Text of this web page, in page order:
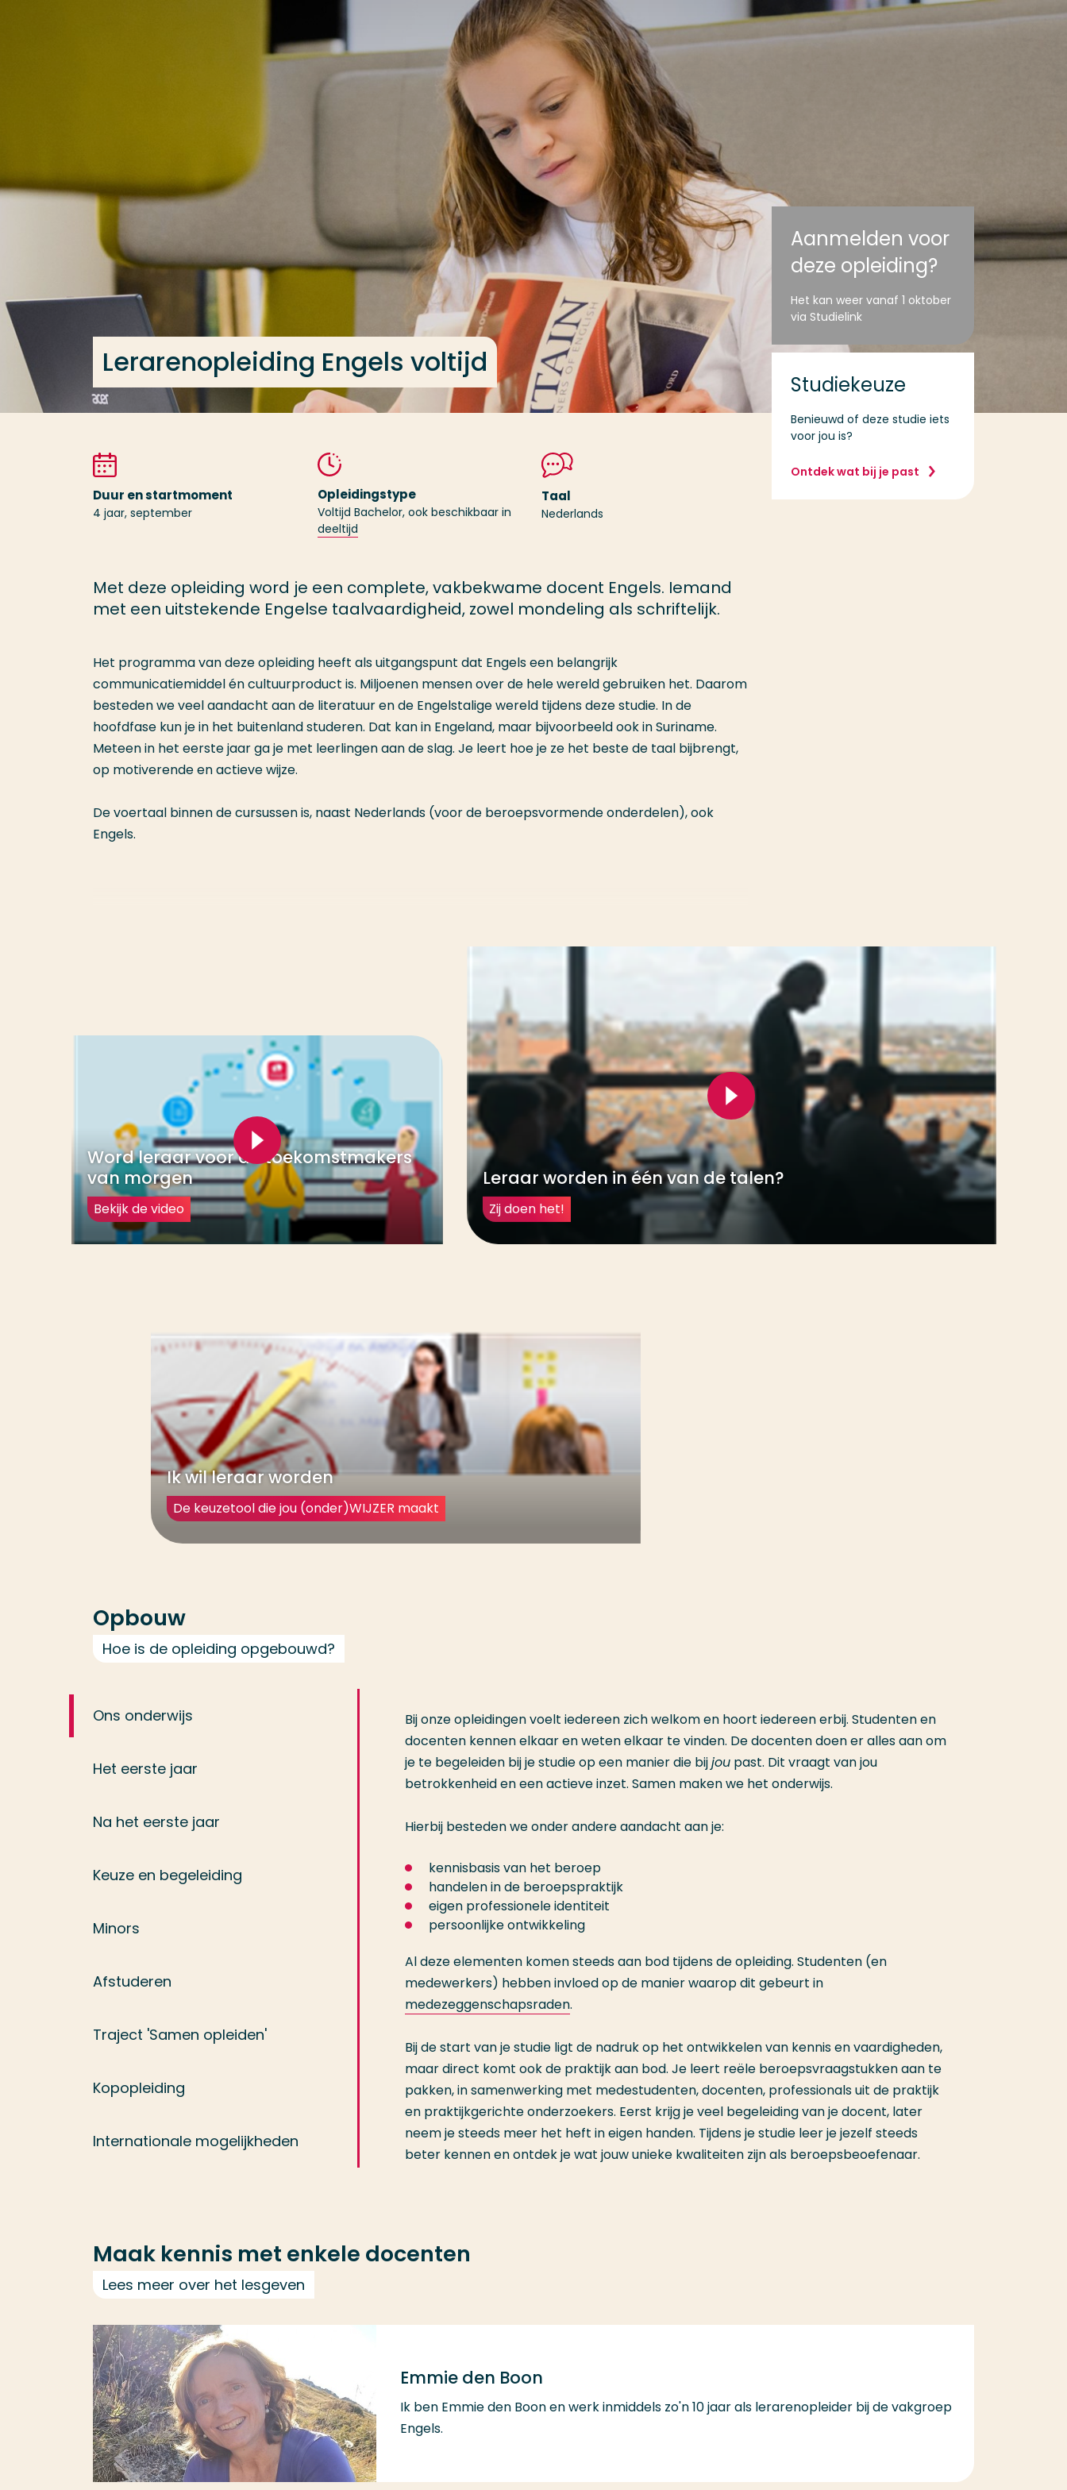
Lerarenopleiding Engels voltijd
Duur en startmoment
4 jaar, september
Opleidingstype
Voltijd Bachelor, ook beschikbaar in
deeltijd
Taal
Nederlands
Met deze opleiding word je een complete, vakbekwame docent Engels. Iemand
met een uitstekende Engelse taalvaardigheid, zowel mondeling als schriftelijk.
Het programma van deze opleiding heeft als uitgangspunt dat Engels een belangrijk
communicatiemiddel én cultuurproduct is. Miljoenen mensen over de hele wereld gebruiken het. Daarom
besteden we veel aandacht aan de literatuur en de Engelstalige wereld tijdens deze studie. In de
hoofdfase kun je in het buitenland studeren. Dat kan in Engeland, maar bijvoorbeeld ook in Suriname.
Meteen in het eerste jaar ga je met leerlingen aan de slag. Je leert hoe je ze het beste de taal bijbrengt,
op motiverende en actieve wijze.
De voertaal binnen de cursussen is, naast Nederlands (voor de beroepsvormende onderdelen), ook
Engels.
Aanmelden voor
deze opleiding?
Het kan weer vanaf 1 oktober
via Studielink
Studiekeuze
Benieuwd of deze studie iets
voor jou is?
Ontdek wat bij je past
Word leraar voor de toekomstmakers
van morgen
Bekijk de video
Leraar worden in één van de talen?
Zij doen het!
Ik wil leraar worden
De keuzetool die jou (onder)WIJZER maakt
Opbouw
Hoe is de opleiding opgebouwd?
Ons onderwijs
Bij onze opleidingen voelt iedereen zich welkom en hoort iedereen erbij. Studenten en
docenten kennen elkaar en weten elkaar te vinden. De docenten doen er alles aan om
je te begeleiden bij je studie op een manier die bijjou past. Dit vraagt van jou
betrokkenheid en een actieve inzet. Samen maken we het onderwijs.
Hierbij besteden we onder andere aandacht aan je:
kennisbasis van het beroep
handelen in de beroepspraktijk
eigen professionele identiteit
persoonlijke ontwikkeling
Al deze elementen komen steeds aan bod tijdens de opleiding. Studenten (en
medewerkers) hebben invloed op de manier waarop dit gebeurt in
medezeggenschapsraden.
Bij de start van je studie ligt de nadruk op het ontwikkelen van kennis en vaardigheden,
maar direct komt ook de praktijk aan bod. Je leert reële beroepsvraagstukken aan te
pakken, in samenwerking met medestudenten, docenten, professionals uit de praktijk
en praktijkgerichte onderzoekers. Eerst krijg je veel begeleiding van je docent, later
neem je steeds meer het heft in eigen handen. Tijdens je studie leer je jezelf steeds
beter kennen en ontdek je wat jouw unieke kwaliteiten zijn als beroepsbeoefenaar.
Het eerste jaar
Na het eerste jaar
Keuze en begeleiding
Minors
Afstuderen
Traject 'Samen opleiden'
Kopopleiding
Internationale mogelijkheden
Maak kennis met enkele docenten
Lees meer over het lesgeven
Emmie den Boon
Ik ben Emmie den Boon en werk inmiddels zo'n 10 jaar als lerarenopleider bij de vakgroep
Engels.